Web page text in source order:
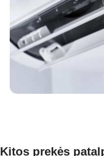
Kitos prekės